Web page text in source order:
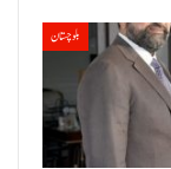
بلوچستان